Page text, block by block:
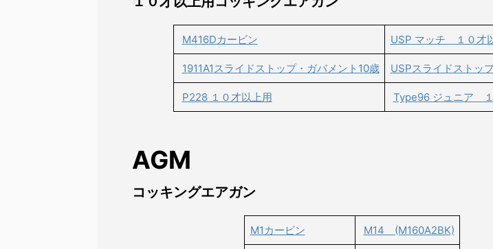
M416Dカービン USP マッチ １０才
1911A1スライドストップ・ガバメント10歳 USPスライドストッ
P228 １０才以上用 Type96 ジュニア
AGM
コッキングエアガン
M1カービン M14 (M160A2BK)